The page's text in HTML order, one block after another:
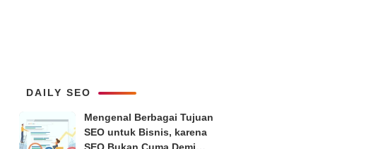
DAILY SEO
Mengenal Berbagai Tujuan
SEO untuk Bisnis, karena